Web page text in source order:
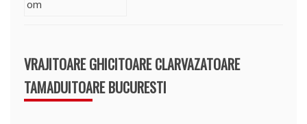
VRAJITOARE GHICITOARE CLARVAZATOARE
TAMADUITOARE BUCURESTI